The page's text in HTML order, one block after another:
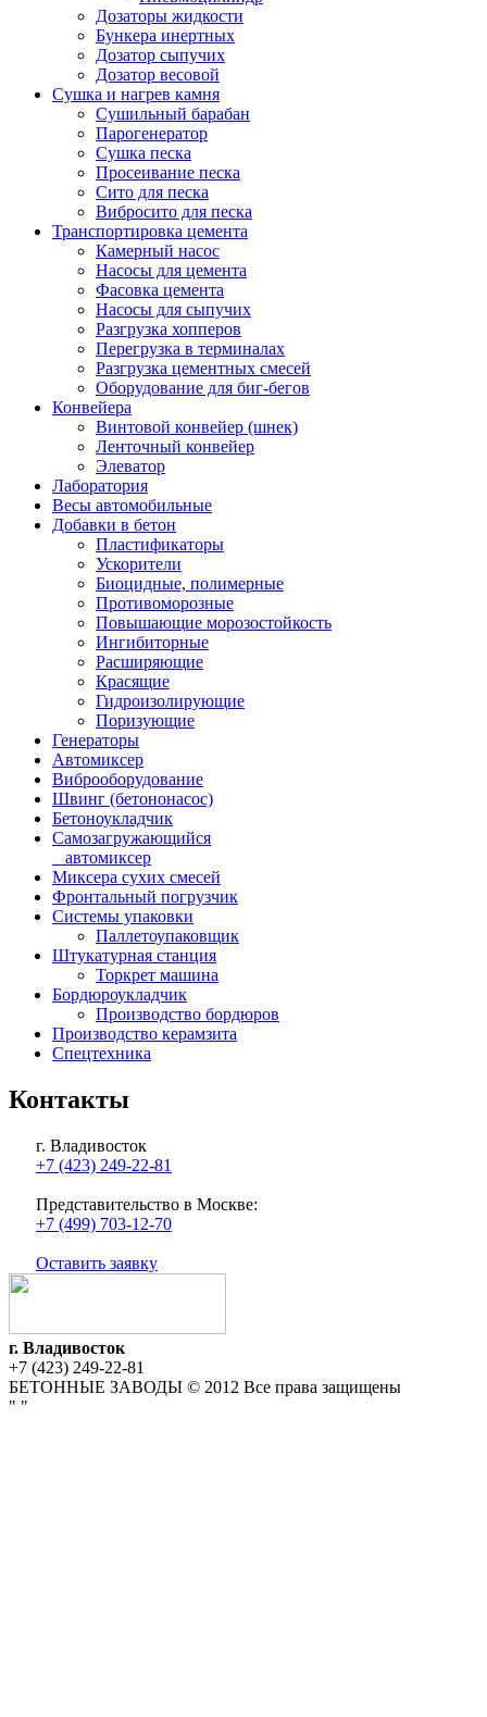
Дозаторы жидкости
Бункера инертных
Дозатор сыпучих
Дозатор весовой
Сушка и нагрев камня
Сушильный барабан
Парогенератор
Сушка песка
Просеивание песка
Сито для песка
Вибросито для песка
Транспортировка цемента
Камерный насос
Насосы для цемента
Фасовка цемента
Насосы для сыпучих
Разгрузка хопперов
Перегрузка в терминалах
Разгрузка цементных смесей
Оборудование для биг-бегов
Конвейера
Винтовой конвейер (шнек)
Ленточный конвейер
Элеватор
Лаборатория
Весы автомобильные
Добавки в бетон
Пластификаторы
Ускорители
Биоцидные, полимерные
Противоморозные
Повышающие морозостойкость
Ингибиторные
Расширяющие
Красящие
Гидроизолирующие
Поризующие
Генераторы
Автомиксер
Виброоборудование
Швинг (бетононасос)
Бетоноукладчик
Самозагружающийся
автомиксер
Миксера сухих смесей
Фронтальный погрузчик
Системы упаковки
Паллетоупаковщик
Штукатурная станция
Торкрет машина
Бордюроукладчик
Производство бордюров
Производство керамзита
Спецтехника
Контакты
г. Владивосток
+7 (423) 249-22-81
Представительство в Москве:
+7 (499) 703-12-70
Оставить заявку
г. Владивосток
+7 (423) 249-22-81
БЕТОННЫЕ ЗАВОДЫ © 2012 Все права защищены
" "